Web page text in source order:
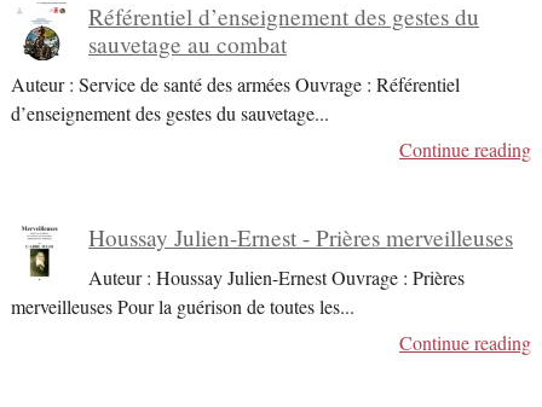
Référentiel d’enseignement des gestes du
sauvetage au combat
Auteur : Service de santé des armées Ouvrage : Référentiel
d’enseignement des gestes du sauvetage...
Continue reading
Houssay Julien-Ernest - Prières merveilleuses
Auteur : Houssay Julien-Ernest Ouvrage : Prières
merveilleuses Pour la guérison de toutes les...
Continue reading